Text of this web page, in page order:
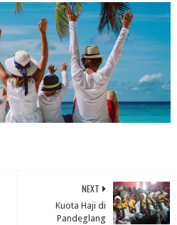
NEXT
Kuota Haji di
Pandeglang